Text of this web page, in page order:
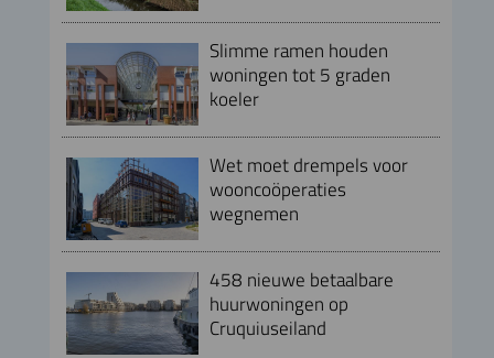
Slimme ramen houden
woningen tot 5 graden
koeler
Wet moet drempels voor
wooncoöperaties
wegnemen
458 nieuwe betaalbare
huurwoningen op
Cruquiuseiland